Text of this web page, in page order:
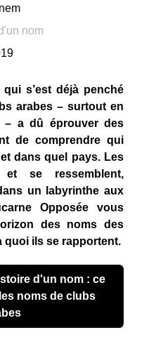
nom
s’est déjà penché
arabes – surtout en
– a dû éprouver des
de comprendre qui
dans quel pays. Les
se ressemblent,
un labyrinthe aux
Opposée vous
des noms des
quoi ils se rapportent.
d'un nom : ce
noms de clubs